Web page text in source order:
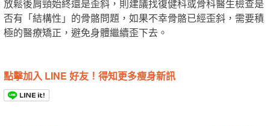
放鬆後肩頸始終還是歪斜，則建議找復健科或骨科醫生檢查是
否有「結構性」的骨骼問題，如果不幸骨骼已經歪斜，需要積
極的醫療矯正，避免身體繼續歪下去。
點擊加入 LINE 好友！得知更多瘦身新訊